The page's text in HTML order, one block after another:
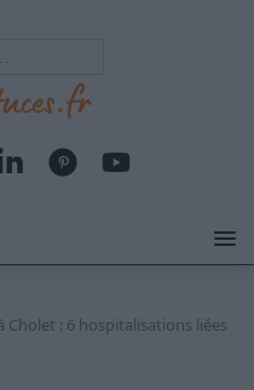
Cholet : 6 hospitalisations liées